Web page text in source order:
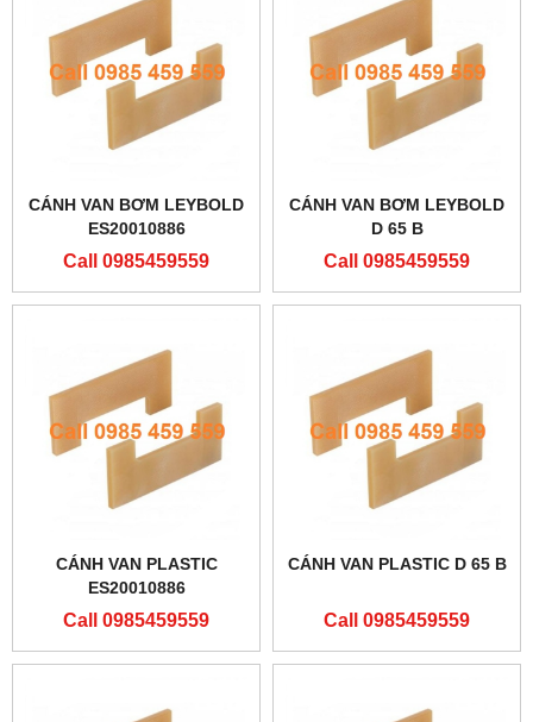
CÁNH VAN BƠM LEYBOLD
ES20010886
Call 0985459559
CÁNH VAN BƠM LEYBOLD
D 65 B
Call 0985459559
CÁNH VAN PLASTIC
ES20010886
Call 0985459559
CÁNH VAN PLASTIC D 65 B
Call 0985459559